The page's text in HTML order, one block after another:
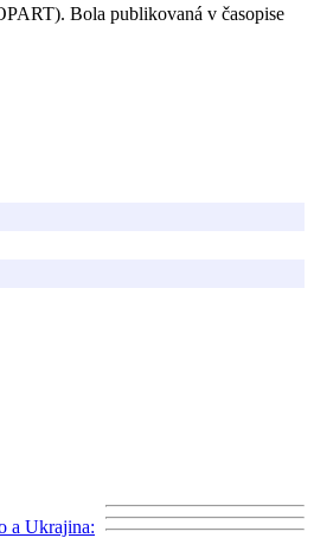
Bola publikovaná v časopise